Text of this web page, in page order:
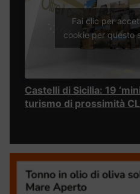
Fai clic per
cookie per questo
Castelli di Sicilia: 19
turismo di prossimità